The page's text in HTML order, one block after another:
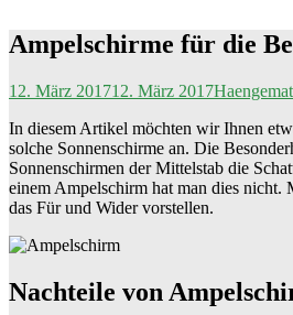
Ampelschirme für die
12. März 201712. März 2017
In diesem Artikel möchten wir Ihnen
solche Sonnenschirme an. Die
Sonnenschirmen der Mittelstab die
einem Ampelschirm hat man dies nicht.
das Für und Wider vorstellen.
Nachteile von